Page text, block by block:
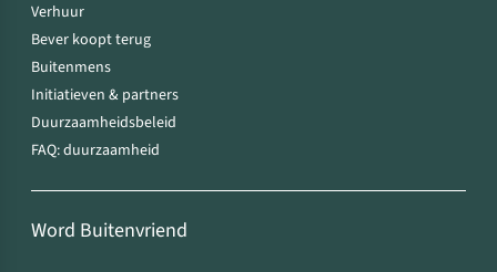
Verhuur
Bever koopt terug
Buitenmens
Initiatieven & partners
Duurzaamheidsbeleid
FAQ: duurzaamheid
Word Buitenvriend